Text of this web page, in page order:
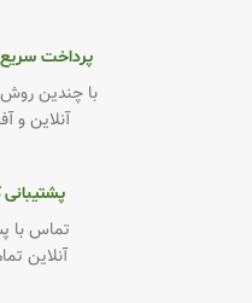
پرداخت
با چندین
آنلاین و
پشتیبانی
تماس با
آنلاین